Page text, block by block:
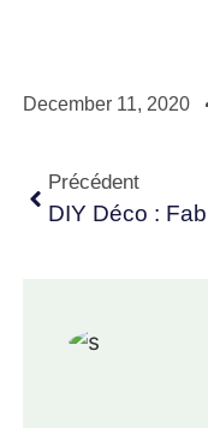
December 11, 2020
Précédent